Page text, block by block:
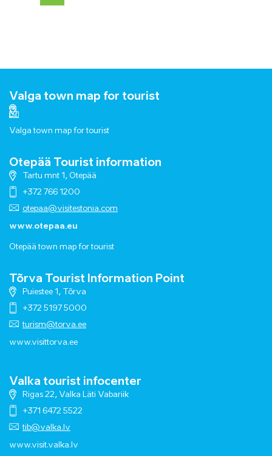
Valga town map for tourist
Valga town map for tourist
Otepää Tourist information
Tartu mnt 1, Otepää
+372 766 1200
otepaa@visitestonia.com
www.otepaa.eu
Otepää town map for tourist
Tõrva Tourist Information Point
Puiestee 1, Tõrva
+372 5197 5000
turism@torva.ee
www.visittorva.ee
Valka tourist infocenter
Rigas 22, Valka Läti Vabariik
+371 6472 5522
tib@valka.lv
www.visit.valka.lv